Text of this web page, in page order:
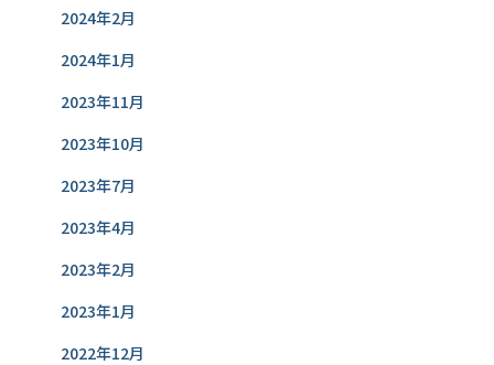
2024年2月
2024年1月
2023年11月
2023年10月
2023年7月
2023年4月
2023年2月
2023年1月
2022年12月